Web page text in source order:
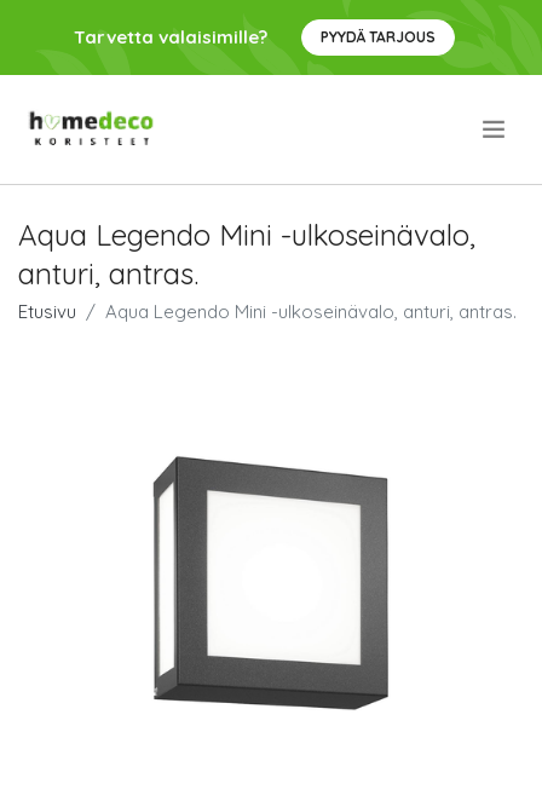
Tarvetta valaisimille? PYYDÄ TARJOUS
Aqua Legendo Mini -ulkoseinävalo,
anturi, antras.
Etusivu Aqua Legendo Mini -ulkoseinävalo, anturi, antras.